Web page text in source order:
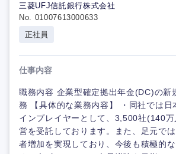
三菱UFJ信託銀行株式会社
No. 01007613000633
正社員
仕事内容
職務内容 企業型確定拠出年金(DC)の新
務 【具体的な業務内容】 ・同社では日
インプレイヤーとして、3,500社(140
営を受託しております。また、足元で
者増加を実現しており、今後も積極的